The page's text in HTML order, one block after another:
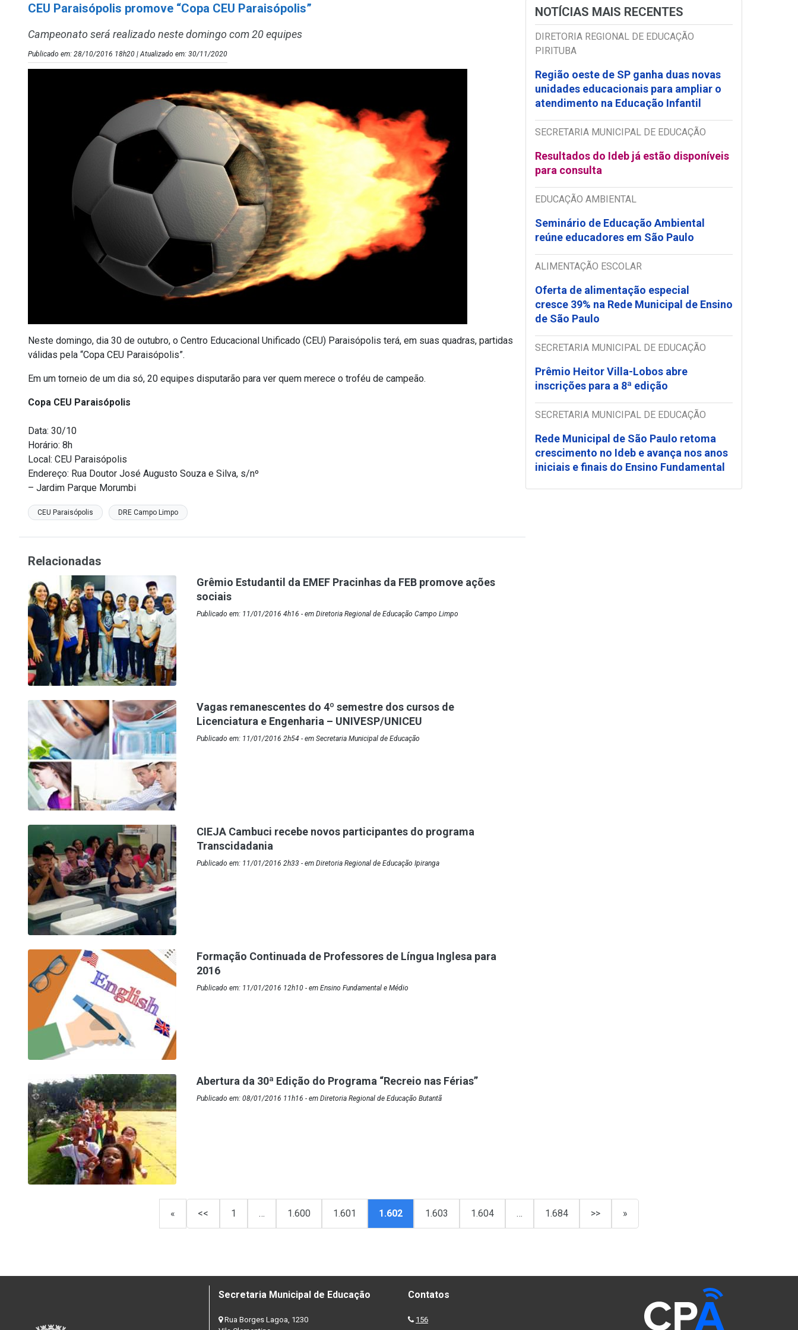
CEU Paraisópolis promove “Copa CEU Paraisópolis”
Campeonato será realizado neste domingo com 20 equipes
Publicado em: 28/10/2016 18h20 | Atualizado em: 30/11/2020
Neste domingo, dia 30 de outubro, o Centro Educacional Unificado (CEU) Paraisópolis terá, em suas quadras, partidas
válidas pela “Copa CEU Paraisópolis”.
Em um torneio de um dia só, 20 equipes disputarão para ver quem merece o troféu de campeão.
Copa CEU Paraisópolis
Data: 30/10
Horário: 8h
Local: CEU Paraisópolis
Endereço: Rua Doutor José Augusto Souza e Silva, s/nº
– Jardim Parque Morumbi
CEU Paraisópolis DRE Campo Limpo
NOTÍCIAS MAIS RECENTES
DIRETORIA REGIONAL DE EDUCAÇÃO
PIRITUBA
Região oeste de SP ganha duas novas
unidades educacionais para ampliar o
atendimento na Educação Infantil
SECRETARIA MUNICIPAL DE EDUCAÇÃO
Resultados do Ideb já estão disponíveis
para consulta
EDUCAÇÃO AMBIENTAL
Seminário de Educação Ambiental
reúne educadores em São Paulo
ALIMENTAÇÃO ESCOLAR
Oferta de alimentação especial
cresce 39% na Rede Municipal de Ensino
de São Paulo
SECRETARIA MUNICIPAL DE EDUCAÇÃO
Prêmio Heitor Villa-Lobos abre
inscrições para a 8ª edição
SECRETARIA MUNICIPAL DE EDUCAÇÃO
Rede Municipal de São Paulo retoma
crescimento no Ideb e avança nos anos
iniciais e finais do Ensino Fundamental
Relacionadas
Grêmio Estudantil da EMEF Pracinhas da FEB promove ações
sociais
Publicado em: 11/01/2016 4h16 - em Diretoria Regional de Educação Campo Limpo
Vagas remanescentes do 4º semestre dos cursos de
Licenciatura e Engenharia – UNIVESP/UNICEU
Publicado em: 11/01/2016 2h54 - em Secretaria Municipal de Educação
CIEJA Cambuci recebe novos participantes do programa
Transcidadania
Publicado em: 11/01/2016 2h33 - em Diretoria Regional de Educação Ipiranga
Formação Continuada de Professores de Língua Inglesa para
2016
Publicado em: 11/01/2016 12h10 - em Ensino Fundamental e Médio
Abertura da 30ª Edição do Programa “Recreio nas Férias”
Publicado em: 08/01/2016 11h16 - em Diretoria Regional de Educação Butantã
« << 1 … 1.600 1.601 1.602 1.603 1.604 … 1.684 >> »
Secretaria Municipal de Educação
Rua Borges Lagoa, 1230
Contatos
156